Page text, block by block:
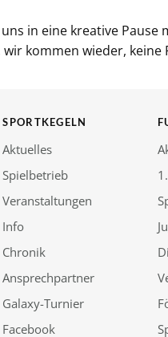
in eine kreative
kommen wieder, keine
SPORTKEGELN
Aktuelles
Spielbetrieb
Veranstaltungen
Info
Chronik
Ansprechpartner
Galaxy-Turnier
Facebook